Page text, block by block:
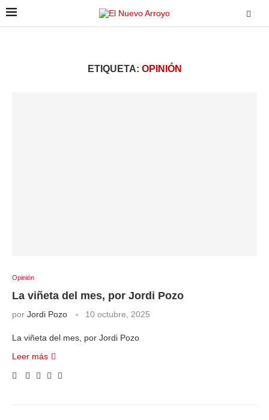
ETIQUETA: OPINIÓN
Opinión
La viñeta del mes, por Jordi Pozo
por Jordi Pozo 10 octubre, 2025
La viñeta del mes, por Jordi Pozo
Leer más